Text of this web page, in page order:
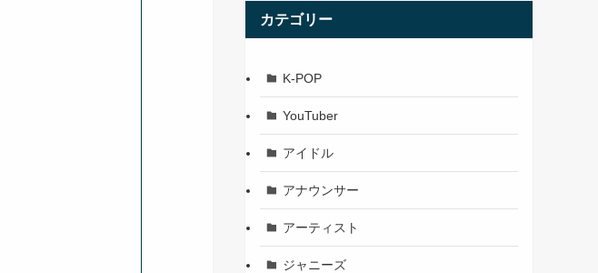
カテゴリー
K-POP
YouTuber
アイドル
アナウンサー
アーティスト
ジャニーズ